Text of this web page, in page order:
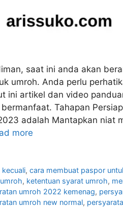
saat ini anda akan
umroh. Anda perlu
ini artikel dan video
Tahapan
adalah Mantapkan niat
more
,cara membuat paspor
, ketentuan syarat umroh,
umroh 2022 kemenag,
umroh new normal,